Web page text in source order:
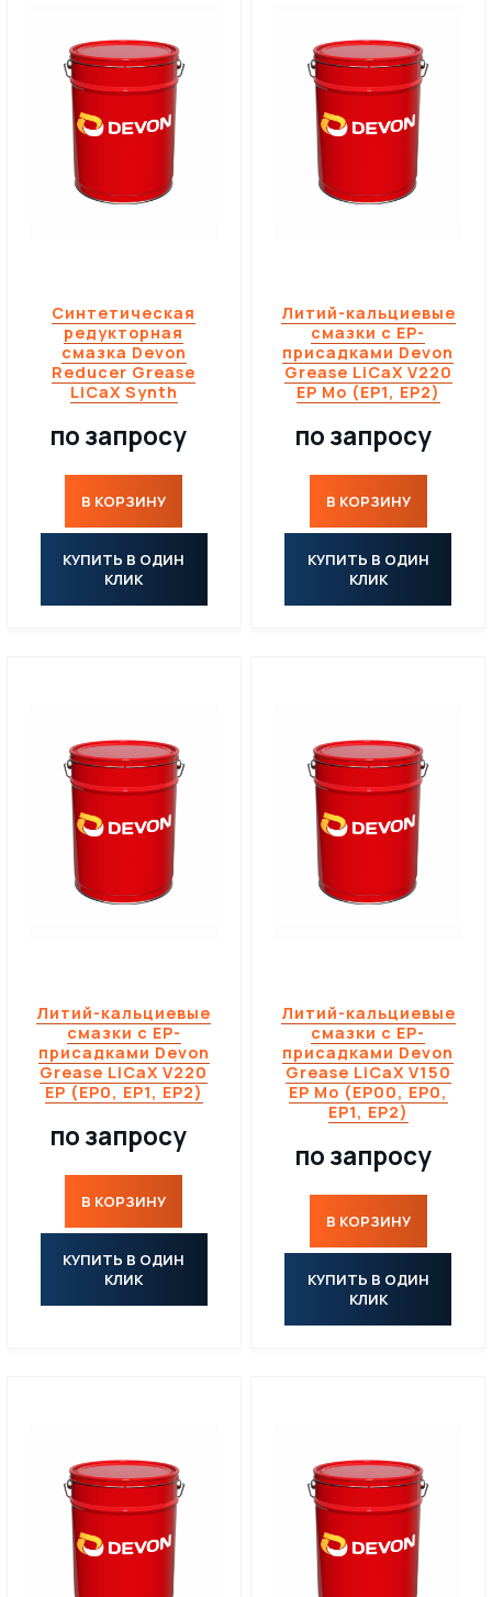
Синтетическая
редукторная
смазка Devon
Reducer Grease
LiCaX Synth
по запросу
В КОРЗИНУ
КУПИТЬ В ОДИН
КЛИК
Литий-кальциевые
смазки с EP-
присадками Devon
Grease LiCaX V220
EP Mo (EP1, EP2)
по запросу
В КОРЗИНУ
КУПИТЬ В ОДИН
КЛИК
Литий-кальциевые
смазки с EP-
присадками Devon
Grease LiCaX V220
EP (EP0, EP1, EP2)
по запросу
В КОРЗИНУ
КУПИТЬ В ОДИН
КЛИК
Литий-кальциевые
смазки с EP-
присадками Devon
Grease LiCaX V150
EP Mo (EP00, EP0,
EP1, EP2)
по запросу
В КОРЗИНУ
КУПИТЬ В ОДИН
КЛИК
ПРОКАТНЫЕ МАСЛА
ОСЕВЫЕ МАСЛА
ТУРБИННЫЕ МАСЛА
СПЕЦИАЛЬНЫЕ МАСЛА
МНОГОЦЕЛЕВЫЕ СМАЗКИ
ИНДУСТРИАЛЬНЫЕ СМАЗКИ
ТЕХНОЛОГИЧЕСКИЕ СМАЗКИ
СИЛИКОНОВЫЕ СМАЗКИ
АНТИФРИКЦИОННЫЕ СМАЗКИ
ПАСТЫ
МАТЕРИАЛЫ ДЛЯ ПИЩЕВОЙ ПРОМЫШЛЕННОСТИ С ДОПУСКОМ NSF